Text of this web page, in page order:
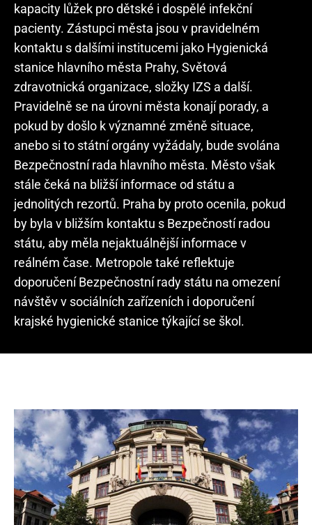
kapacity lůžek pro dětské i dospělé infekční
pacienty. Zástupci města jsou v pravidelném
kontaktu s dalšími institucemi jako Hygienická
stanice hlavního města Prahy, Světová
zdravotnická organizace, složky IZS a další.
Pravidelně se na úrovni města konají porady, a
pokud by došlo k významné změně situace,
anebo si to státní orgány vyžádaly, bude svolána
Bezpečnostní rada hlavního města. Město však
stále čeká na bližší informace od státu a
jednolitých rezortů. Praha by proto ocenila, pokud
by byla v bližším kontaktu s Bezpečností radou
státu, aby měla nejaktuálnější informace v
reálném čase. Metropole také reflektuje
doporučení Bezpečnostní rady státu na omezení
návštěv v sociálních zařízeních i doporučení
krajské hygienické stanice týkající se škol.